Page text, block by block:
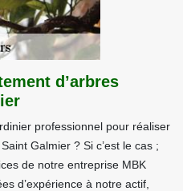
d’arbres
professionnel pour réaliser
Galmier ? Si c’est le cas ;
de notre entreprise MBK
d’expérience à notre actif,